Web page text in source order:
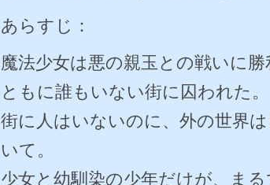
あらすじ：
魔法少女は悪の親玉との戦いに
ともに誰もいない街に囚われた。
街に人はいないのに、外の世界
いて。
少女と幼馴染の少年だけが、ま